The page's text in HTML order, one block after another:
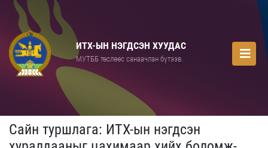
ИТХ-ЫН НЭГДСЭН ХУУДАС
МУТББ төслөөс санаачлан бүтээв.
Сайн туршлага: ИТХ-ын нэгдсэн